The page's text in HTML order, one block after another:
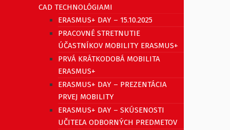
CAD TECHNOLÓGIAMI
ERASMUS+ DAY – 15.10.2025
PRACOVNÉ STRETNUTIE
ÚČASTNÍKOV MOBILITY ERASMUS+
PRVÁ KRÁTKODOBÁ MOBILITA
ERASMUS+
ERASMUS+ DAY – PREZENTÁCIA
PRVEJ MOBILITY
ERASMUS+ DAY – SKÚSENOSTI
UČITEĽA ODBORNÝCH PREDMETOV